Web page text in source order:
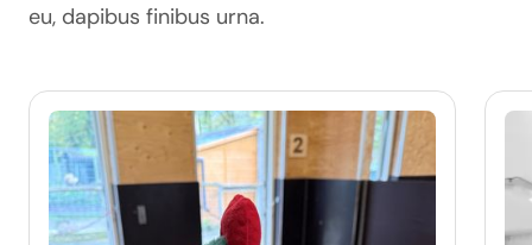
eu, dapibus finibus urna.